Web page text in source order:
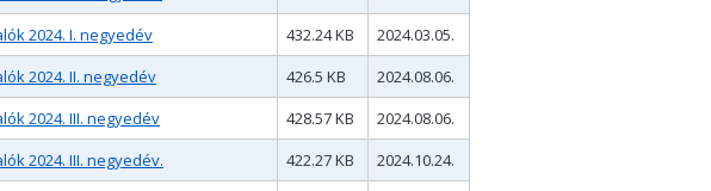
2024. I. negyedév
432.24 KB
2024.03.05.
2024. II. negyedév
426.5 KB
2024.08.06.
2024. III. negyedév
428.57 KB
2024.08.06.
2024. III. negyedév.
422.27 KB 2024.10.24.